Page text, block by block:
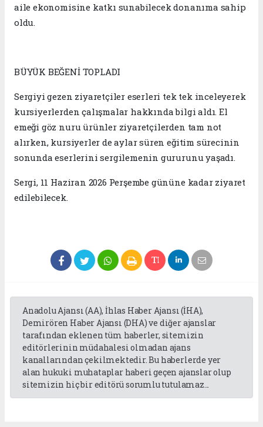
aile ekonomisine katkı sunabilecek donanıma sahip
oldu.
BÜYÜK BEĞENİ TOPLADI
Sergiyi gezen ziyaretçiler eserleri tek tek inceleyerek
kursiyerlerden çalışmalar hakkında bilgi aldı. El
emeği göz nuru ürünler ziyaretçilerden tam not
alırken, kursiyerler de aylar süren eğitim sürecinin
sonunda eserlerini sergilemenin gururunu yaşadı.
Sergi, 11 Haziran 2026 Perşembe gününe kadar ziyaret
edilebilecek.
Anadolu Ajansı (AA), İhlas Haber Ajansı (İHA),
Demirören Haber Ajansı (DHA) ve diğer ajanslar
tarafından eklenen tüm haberler, sitemizin
editörlerinin müdahalesi olmadan ajans
kanallarından çekilmektedir. Bu haberlerde yer
alan hukuki muhataplar haberi geçen ajanslar olup
sitemizin hiç bir editörü sorumlu tutulamaz...